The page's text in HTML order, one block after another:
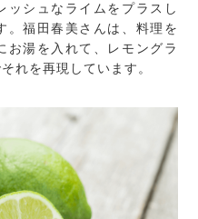
ッシュなライムをプラスし
。福田春美さんは、料理を
お湯を入れて、レモングラ
れを再現しています。